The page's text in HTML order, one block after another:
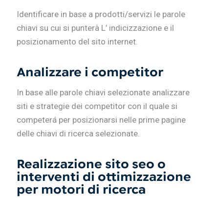
Identificare in base a prodotti/servizi le parole
chiavi su cui si punterà L’ indicizzazione e il
posizionamento del sito internet.
Analizzare i competitor
In base alle parole chiavi selezionate analizzare
siti e strategie dei competitor con il quale si
competerá per posizionarsi nelle prime pagine
delle chiavi di ricerca selezionate.
Realizzazione sito seo o
interventi di ottimizzazione
per motori di ricerca